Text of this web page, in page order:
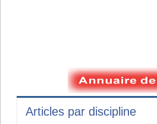
Articles par discipline